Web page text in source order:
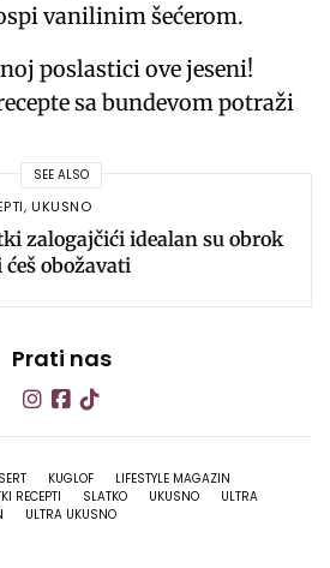
vanilinim šećerom.
poslastici ove jeseni!
sa bundevom potraži
SEE ALSO
, UKUSNO
zalogajčići idealan su obrok
obožavati
Prati nas
KUGLOF
LIFESTYLE MAGAZIN
RECEPTI SLATKO UKUSNO
ULTRA
ULTRA UKUSNO